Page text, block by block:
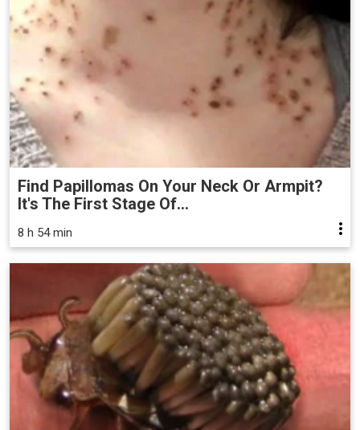
Find Papillomas On Your Neck Or Armpit?
It's The First Stage Of...
8 h 54 min